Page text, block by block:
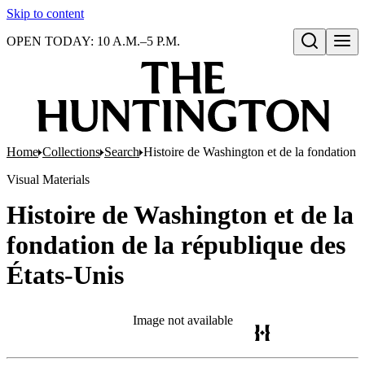
Skip to content
Open search
OPEN TODAY: 10 A.M.–5 P.M.
Home Collections Search Histoire de Washington et de la fondation
Visual Materials
Histoire de Washington et de la
fondation de la république des
États-Unis
Image not available